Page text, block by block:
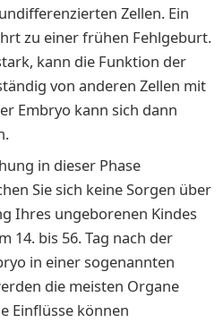
Zellen. Ein
zu einer frühen Fehlgeburt.
kann die Funktion der
von anderen Zellen mit
Embryo kann sich dann
in dieser Phase
Sie sich keine Sorgen über
Ihres ungeborenen Kindes
14. bis 56. Tag nach der
in einer sogenannten
die meisten Organe
Einflüsse können